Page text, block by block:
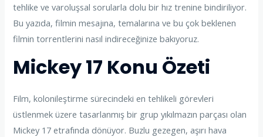
tehlike ve varoluşsal sorularla dolu bir hız trenine bindiriliyor.
Bu yazıda, filmin mesajına, temalarına ve bu çok beklenen
filmin torrentlerini nasıl indireceğinize bakıyoruz.
Mickey 17 Konu Özeti
Film, kolonileştirme sürecindeki en tehlikeli görevleri
üstlenmek üzere tasarlanmış bir grup yıkılmazın parçası olan
Mickey 17 etrafında dönüyor. Buzlu gezegen, aşırı hava